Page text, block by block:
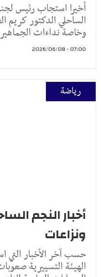
أخيرا استجاب رئيس
الساحلي الدكتور كريم
وخاصة نداءات
07:00 - 2026/06/08
رياضة
أخبار النجم
ونزاعات
حسب آخر الأخبار التي
الهيئة التسييرية